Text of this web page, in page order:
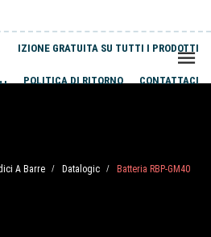
SPEDIZIONE GRATUITA SU TUTTI I PRODOTTI
POLITICA DI RITORNO CONTATTACI
A Barre / Datalogic / Batteria RBP-GM40